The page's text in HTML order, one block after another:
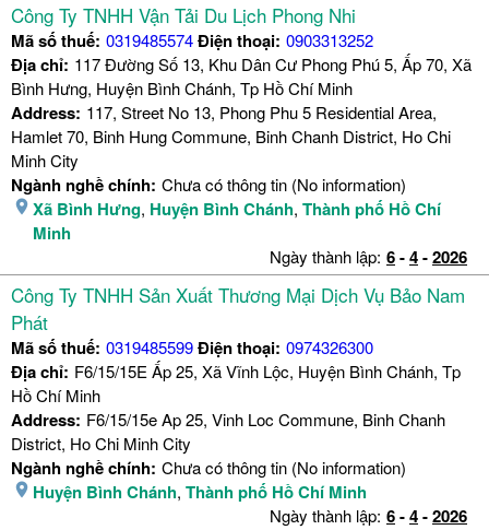
Công Ty TNHH Vận Tải Du Lịch Phong Nhi
Mã số thuế: 0319485574Điện thoại: 0903313252
Địa chỉ: 117 Đường Số 13, Khu Dân Cư Phong Phú 5, Ấp 70, Xã
Bình Hưng, Huyện Bình Chánh, Tp Hồ Chí Minh
Address: 117, Street No 13, Phong Phu 5 Residential Area,
Hamlet 70, Binh Hung Commune, Binh Chanh District, Ho Chi
Minh City
Ngành nghề chính: Chưa có thông tin (No information)
Xã Bình Hưng, Huyện Bình Chánh, Thành phố Hồ Chí
Minh
Ngày thành lập: 6-4-2026
Công Ty TNHH Sản Xuất Thương Mại Dịch Vụ Bảo Nam
Phát
Mã số thuế: 0319485599Điện thoại: 0974326300
Địa chỉ: F6/15/15E Ấp 25, Xã Vĩnh Lộc, Huyện Bình Chánh, Tp
Hồ Chí Minh
Address: F6/15/15e Ap 25, Vinh Loc Commune, Binh Chanh
District, Ho Chi Minh City
Ngành nghề chính: Chưa có thông tin (No information)
Huyện Bình Chánh, Thành phố Hồ Chí Minh
Ngày thành lập: 6-4-2026